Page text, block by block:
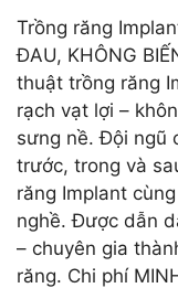
Trồng răng
ĐAU, KHÔNG
thuật trồng răng
rạch vạt lợi –
sưng nề. Đội ngũ
trước, trong và
răng Implant
nghề. Được dẫn
– chuyên gia
răng. Chi phí